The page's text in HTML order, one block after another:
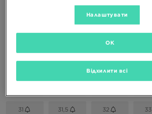
EU
31 31,5 32 33
Налаштувати
Відхилити всі
OK